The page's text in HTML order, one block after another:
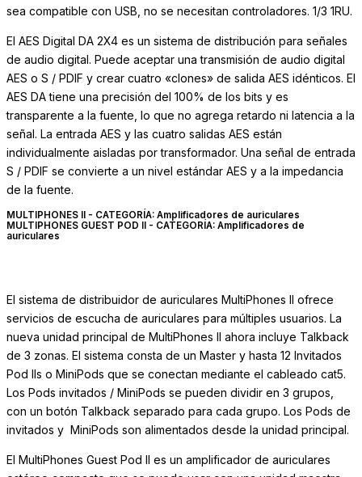
sea compatible con USB, no se necesitan controladores. 1/3 1RU.
El AES Digital DA 2X4 es un sistema de distribución para señales
de audio digital. Puede aceptar una transmisión de audio digital
AES o S / PDIF y crear cuatro «clones» de salida AES idénticos. El
AES DA tiene una precisión del 100% de los bits y es
transparente a la fuente, lo que no agrega retardo ni latencia a la
señal. La entrada AES y las cuatro salidas AES están
individualmente aisladas por transformador. Una señal de entrada
S / PDIF se convierte a un nivel estándar AES y a la impedancia
de la fuente.
MULTIPHONES II - CATEGORÍA: Amplificadores de auriculares
MULTIPHONES GUEST POD II - CATEGORÍA: Amplificadores de
auriculares
El sistema de distribuidor de auriculares MultiPhones II ofrece
servicios de escucha de auriculares para múltiples usuarios. La
nueva unidad principal de MultiPhones II ahora incluye Talkback
de 3 zonas. El sistema consta de un Master y hasta 12 Invitados
Pod IIs o MiniPods que se conectan mediante el cableado cat5.
Los Pods invitados / MiniPods se pueden dividir en 3 grupos,
con un botón Talkback separado para cada grupo. Los Pods de
invitados y MiniPods son alimentados desde la unidad principal.
El MultiPhones Guest Pod II es un amplificador de auriculares